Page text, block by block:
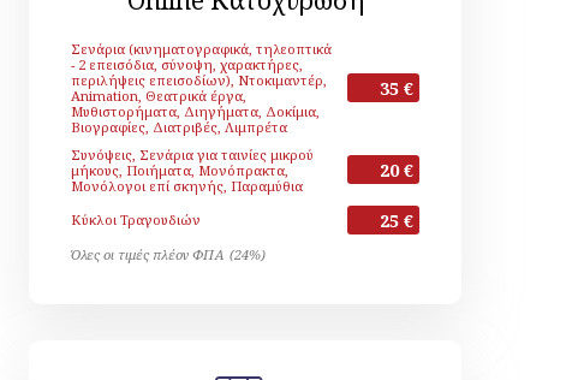
Σενάρια (κινηματογραφικά, τηλεοπτικά
- 2 επεισόδια, σύνοψη, χαρακτήρες,
περιλήψεις επεισοδίων), Ντοκιμαντέρ,
Animation, Θεατρικά έργα,
Μυθιστορήματα, Διηγήματα, Δοκίμια,
Βιογραφίες, Διατριβές, Λιμπρέτα
35 €
Συνόψεις, Σενάρια για ταινίες μικρού
μήκους, Ποιήματα, Μονόπρακτα,
Μονόλογοι επί σκηνής, Παραμύθια
20 €
Κύκλοι Τραγουδιών 25 €
Όλες οι τιμές πλέον ΦΠΑ (24%)